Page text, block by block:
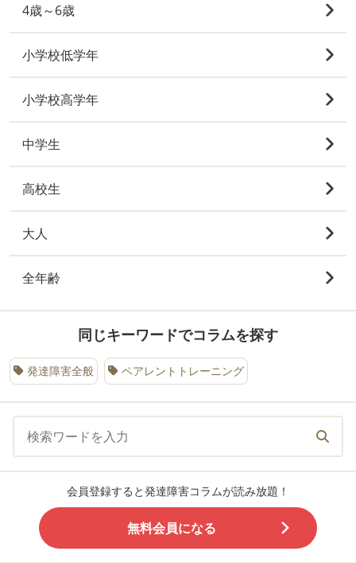
4歳～6歳
小学校低学年
小学校高学年
中学生
高校生
大人
全年齢
同じキーワードでコラムを探す
発達障害全般 ペアレントトレーニング
会員登録すると発達障害コラムが読み放題！
無料会員になる